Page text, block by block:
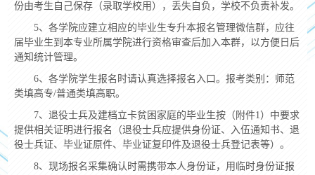
份由考生自己保存（录取学校用），丢失自负，学校不负责补发。
5、各学院应建立相应的毕业生专升本报名管理微信群，应往
届毕业生到本专业所属学院进行资格审查后加入本群，以方便日后
通知统计管理。
6、各学院学生报名时请认真选择报名入口。报考类别：师范
类填高专/普通类填高职。
7、退役士兵及建档立卡贫困家庭的毕业生按（附件1）中要求
提供相关证明进行报名（退役士兵应提供身份证、入伍通知书、退
役士兵证、毕业证原件、毕业证复印件及退役士兵登记表等）。
8、现场报名采集确认时需携带本人身份证，用临时身份证报